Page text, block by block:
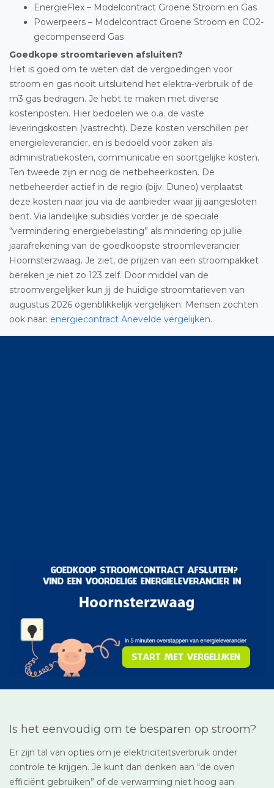
EnergieFlex – Modelcontract Groene Stroom en Gas
Powerpeers – Modelcontract Groene Stroom en CO2-
gecompenseerd Gas
Goedkope stroomtarieven afsluiten?
Het is goed om te weten dat de vergoedingen voor
stroom en gas nooit uitsluitend het elektra-verbruik of de
m3 gas bedragen. Je hebt te maken met diverse
kostenposten. Hier bedoelen we o.a. de vaste
leveringskosten (vastrecht). Deze kosten verschillen per
energieleverancier, en is bedoeld voor zaken als
administratiekosten, communicatie en soortgelijke kosten.
Ten tweede zijn er nog de netbeheerkosten. De
netbeheerder actief in de regio (bijv. Duneo) verplaatst
deze kosten naar jou via de aanbieder waar jij aangesloten
bent. Via landelijke subsidies vorder je de speciale
“vermindering energiebelasting” als mindering op jullie
jaarafrekening van de goedkoopste stroomleverancier
Hoornsterzwaag. Je ziet, de prijzen van een stroompakket
bereken je niet zo 123 zelf. Door middel van de
stroomvergelijker kun jij de huidige stroomtarieven van
augustus 2026 ogenblikkelijk vergelijken. Mensen zochten
ook naar: energiecontract Anevelde vergelijken.
Is het eenvoudig om te besparen op stroom?
Er zijn tal van opties om je elektriciteitsverbruik onder
controle te krijgen. Je kunt dan denken aan “de oven
efficiënt gebruiken” of de verwarming niet hoog aan